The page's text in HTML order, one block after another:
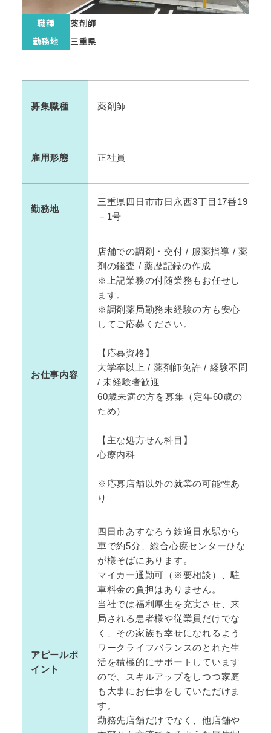
職種
薬剤師
勤務地
三重県
募集職種 薬剤師
雇用形態 正社員
勤務地
三重県四日市市日永西3丁目17番19
－1号
お仕事内容
店舗での調剤・交付 / 服薬指導 / 薬
剤の鑑査 / 薬歴記録の作成
※上記業務の付随業務もお任せし
ます。
※調剤薬局勤務未経験の方も安心
してご応募ください。
【応募資格】
大学卒以上 / 薬剤師免許 / 経験不問
/ 未経験者歓迎
60歳未満の方を募集（定年60歳の
ため）
【主な処方せん科目】
心療内科
※応募店舗以外の就業の可能性あ
り
アピールポ
イント
四日市あすなろう鉄道日永駅から
車で約5分、総合心療センターひな
が様そばにあります。
マイカー通勤可（※要相談）、駐
車料金の負担はありません。
当社では福利厚生を充実させ、来
局される患者様や従業員だけでな
く、その家族も幸せになれるよう
ワークライフバランスのとれた生
活を積極的にサポートしています
ので、スキルアップをしつつ家庭
も大事にお仕事をしていただけま
す。
勤務先店舗だけでなく、他店舗や